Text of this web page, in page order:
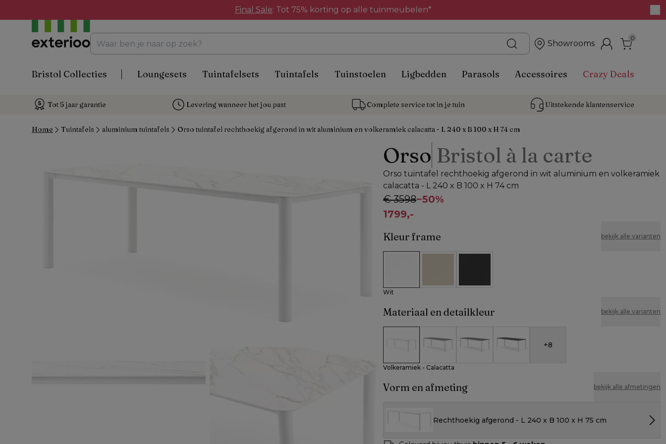
Final Sale: Tot 75% korting op alle tuinmeubelen*
Showrooms
0
Bristol Collecties Loungesets Tuintafelsets Tuintafels Tuinstoelen Ligbedden Parasols Accessoires Crazy Deals
Tot 5 jaar garantie Levering wanneer het jou past Complete service tot in je tuin Uitstekende klantenservice
Home Tuintafels aluminium tuintafels Orso tuintafel rechthoekig afgerond in wit aluminium en volkeramiek calacatta - L 240 x B 100 x H 74 cm
Orso Bristol à la carte
Orso tuintafel rechthoekig afgerond in wit aluminium en volkeramiek
calacatta - L 240 x B 100 x H 74 cm
€ 3598−50%
1799,-
Kleur frame bekijk alle varianten
Wit
Materiaal en detailkleur bekijk alle varianten
Volkeramiek - Basalt Black
Volkeramiek - Black Obsession
+8
Volkeramiek - Calacatta
Vorm en afmeting bekijk alle afmetingen
Rechthoekig afgerond - L 240 x B 100 x H 75 cm